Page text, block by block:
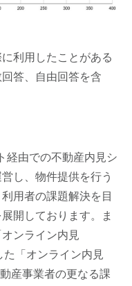
利用したことがある
答、自由回答を含
経由での不動産内見シ
営し、物件提供を行う
用者の課題解決を目
開しております。ま
ンライン内見
た「オンライン内見
産事業者の更なる課